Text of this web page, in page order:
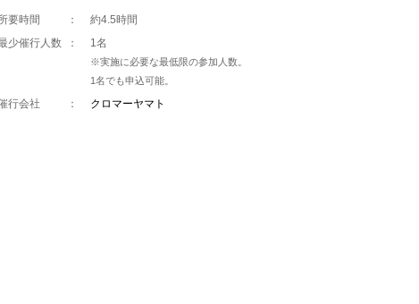
要時間 ：
約4.5時間
少催行人数
： 1名
※実施に必要な最低限の参加人数。
1名でも申込可能。
行会社 ： クロマーヤマト